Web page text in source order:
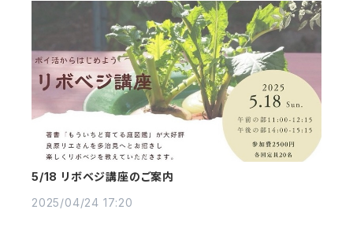
5/18 リボベジ講座のご案内
2025/04/24 17:20